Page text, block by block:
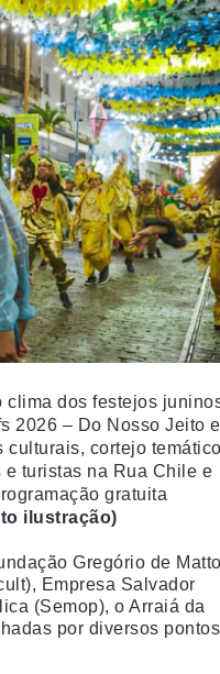
clima dos festejos
2026 – Do Nosso Jeito e
culturais, cortejo temático
turistas na Rua Chile e
gratuita
ilustração)
Gregório de
Empresa Salvador
(Semop), o Arraiá da
por diversos pontos